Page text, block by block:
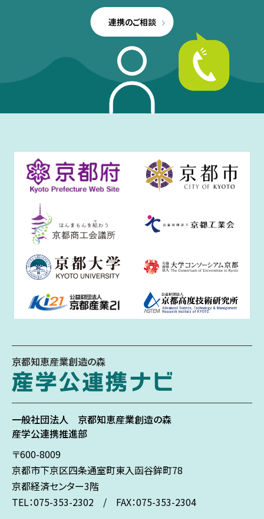
連携のご相談
京都知恵産業創造の森
一般社団法人 京都知恵産業創造の森
産学公連携推進部
〒600-8009
京都市下京区四条通室町東入函谷鉾町78
京都経済センター3階
TEL：075-353-2302 / FAX：075-353-2304